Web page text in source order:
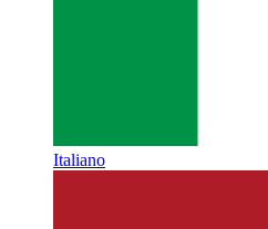
Italiano